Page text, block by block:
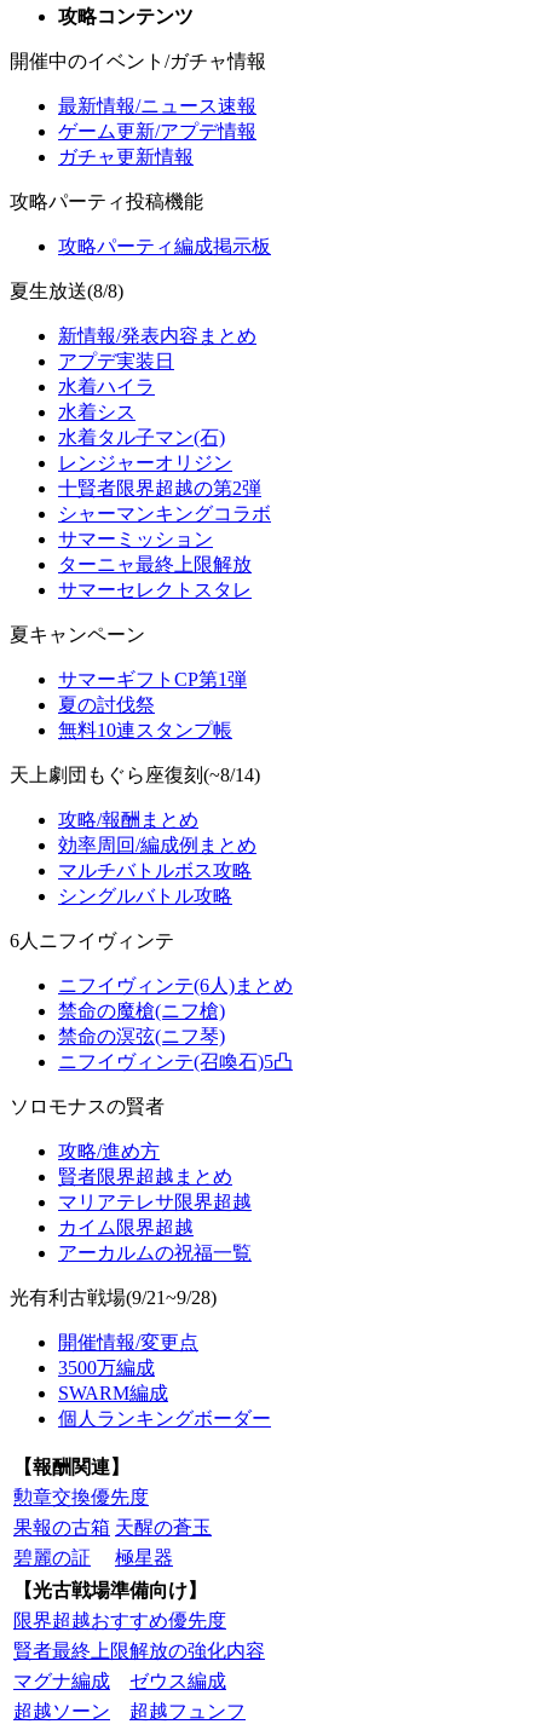
攻略コンテンツ
開催中のイベント/ガチャ情報
最新情報/ニュース速報
ゲーム更新/アプデ情報
ガチャ更新情報
攻略パーティ投稿機能
攻略パーティ編成掲示板
夏生放送(8/8)
新情報/発表内容まとめ
アプデ実装日
水着ハイラ
水着シス
水着タル子マン(石)
レンジャーオリジン
十賢者限界超越の第2弾
シャーマンキングコラボ
サマーミッション
ターニャ最終上限解放
サマーセレクトスタレ
夏キャンペーン
サマーギフトCP第1弾
夏の討伐祭
無料10連スタンプ帳
天上劇団もぐら座復刻(~8/14)
攻略/報酬まとめ
効率周回/編成例まとめ
マルチバトルボス攻略
シングルバトル攻略
6人ニフイヴィンテ
ニフイヴィンテ(6人)まとめ
禁命の魔槍(ニフ槍)
禁命の溟弦(ニフ琴)
ニフイヴィンテ(召喚石)5凸
ソロモナスの賢者
攻略/進め方
賢者限界超越まとめ
マリアテレサ限界超越
カイム限界超越
アーカルムの祝福一覧
光有利古戦場(9/21~9/28)
開催情報/変更点
3500万編成
SWARM編成
個人ランキングボーダー
【報酬関連】
勲章交換優先度
果報の古箱 天醒の蒼玉
碧麗の証
極星器
【光古戦場準備向け】
限界超越おすすめ優先度
賢者最終上限解放の強化内容
マグナ編成
ゼウス編成
超越ソーン
超越フュンフ